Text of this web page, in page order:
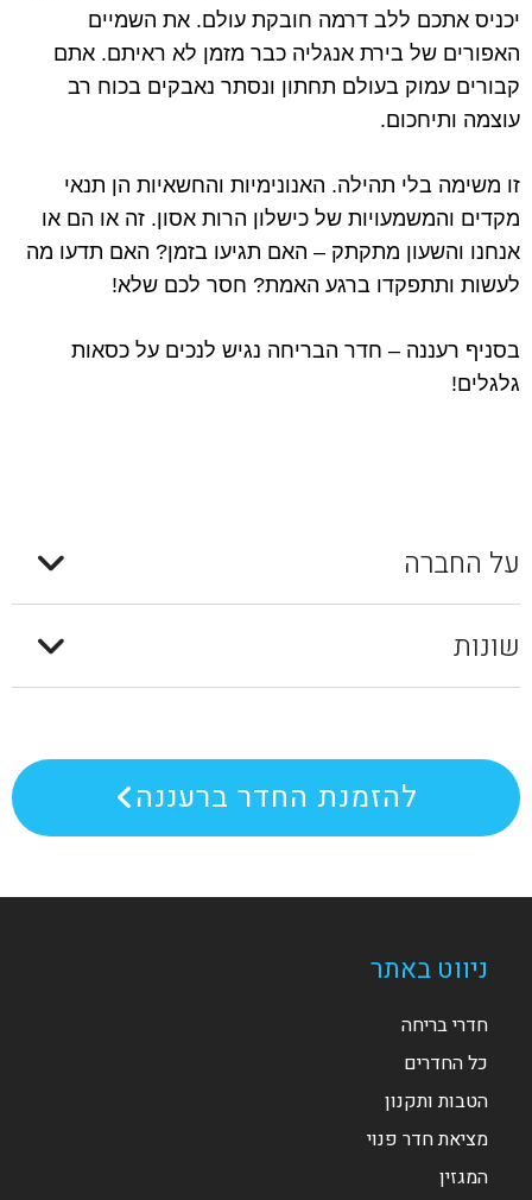
יכניס אתכם ללב דרמה חובקת עולם. את השמיים
האפורים של בירת אנגליה כבר מזמן לא ראיתם. אתם
קבורים עמוק בעולם תחתון ונסתר נאבקים בכוח רב
עוצמה ותיחכום.
זו משימה בלי תהילה. האנונימיות והחשאיות הן תנאי
מקדים והמשמעויות של כישלון הרות אסון. זה או הם או
אנחנו והשעון מתקתק – האם תגיעו בזמן? האם תדעו מה
לעשות ותתפקדו ברגע האמת? חסר לכם שלא!
בסניף רעננה – חדר הבריחה נגיש לנכים על כסאות
גלגלים!
על החברה
שונות
להזמנת החדר ברעננה
ניווט באתר
חדרי בריחה
כל החדרים
הטבות ותקנון
מציאת חדר פנוי
המגזין